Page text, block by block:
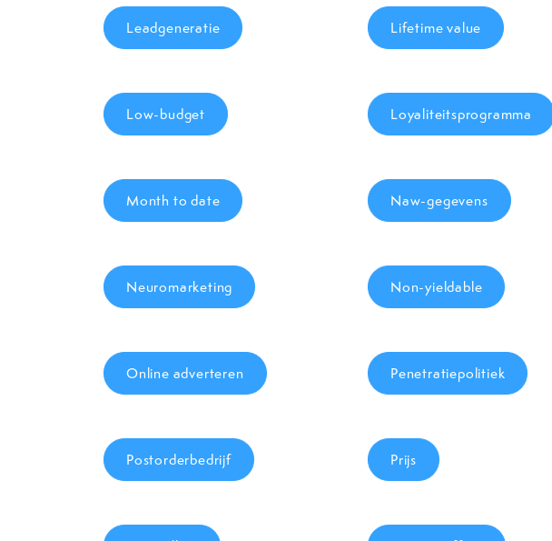
Leadgeneratie Lifetime value
Low-budget Loyaliteitsprogramma
Month to date Naw-gegevens
Neuromarketing Non-yieldable
Online adverteren Penetratiepolitiek
Postorderbedrijf Prijs